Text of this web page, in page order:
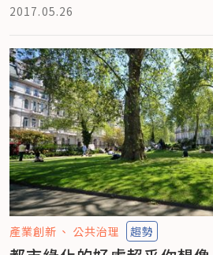
2017.05.26
產業創新 公共治理 趨勢